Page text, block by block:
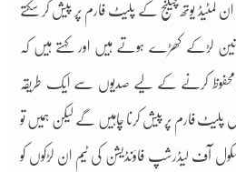
یوتھ چیلنج کے پلیٹ فارم پر پیش کر سکتے
کے تین لڑکے کھڑے ہوتے ہیں اور کہتے ہیں کہ
محفوظ کرنے کے لیے صدیوں سے ایک طریقہ
پلیٹ فارم پر پیش کرنا چاہیں گے لیکن ہمیں تو
آف لیڈرشپ فاؤنڈیشن کی ٹیم ان لڑکوں کو